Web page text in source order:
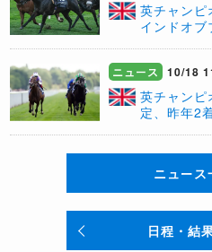
英チャンピ
インドオブ
ニュース 10/18
英チャンピ
定、昨年2
ニュース
日程・結